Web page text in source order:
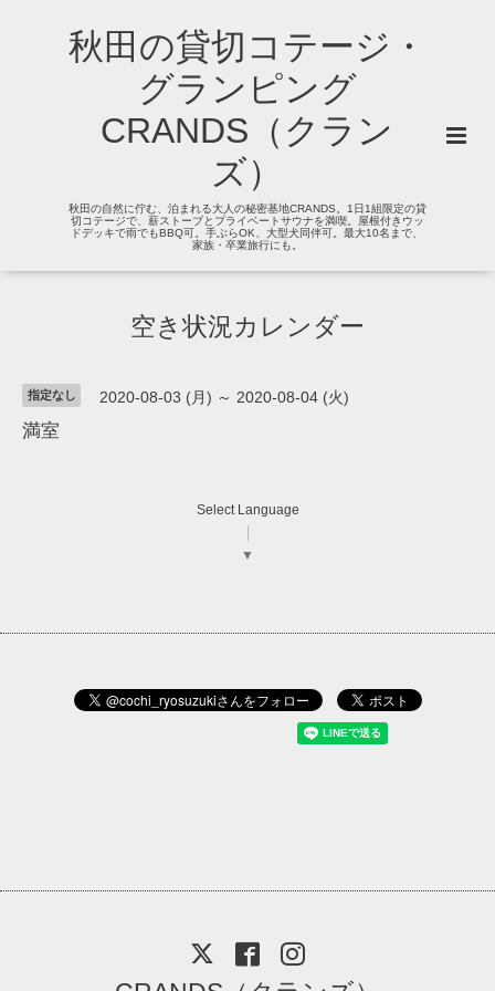
秋田の貸切コテージ・
グランピング
CRANDS（クラン
ズ）
秋田の自然に佇む、泊まれる大人の秘密基地CRANDS。1日1組限定の貸
切コテージで、薪ストーブとプライベートサウナを満喫。屋根付きウッ
ドデッキで雨でもBBQ可。手ぶらOK、大型犬同伴可。最大10名まで、
家族・卒業旅行にも。
空き状況カレンダー
指定なし 2020-08-03 (月) ～ 2020-08-04 (火)
満室
Select Language
▼